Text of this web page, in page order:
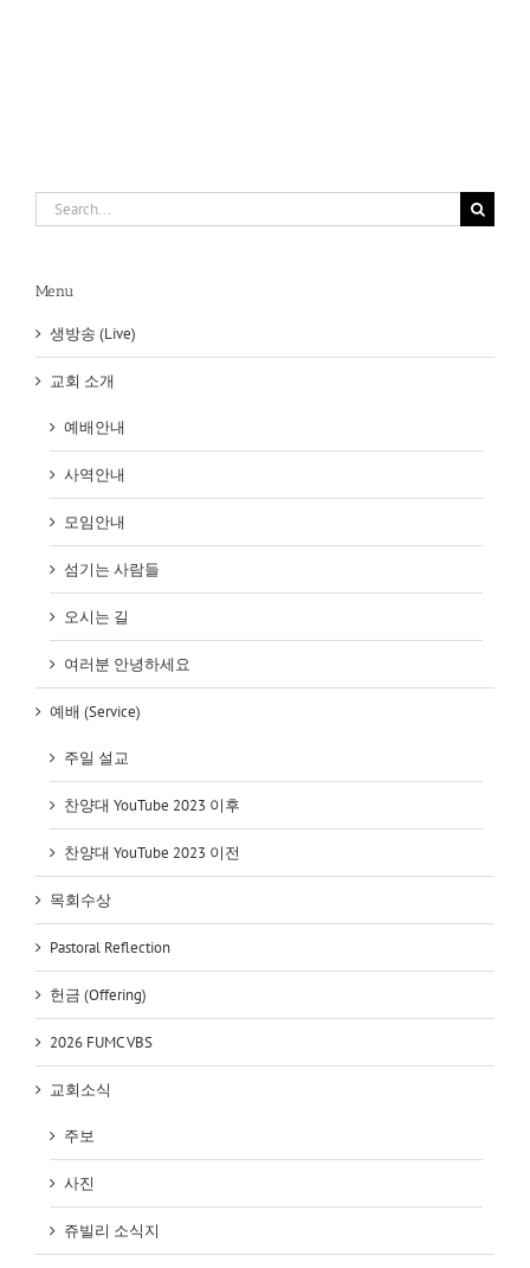
Search
for:
Menu
생방송 (Live)
교회 소개
예배안내
사역안내
모임안내
섬기는 사람들
오시는 길
여러분 안녕하세요
예배 (Service)
주일 설교
찬양대 YouTube 2023 이후
찬양대 YouTube 2023 이전
목회수상
Pastoral Reflection
헌금 (Offering)
2026 FUMC VBS
교회소식
주보
사진
쥬빌리 소식지